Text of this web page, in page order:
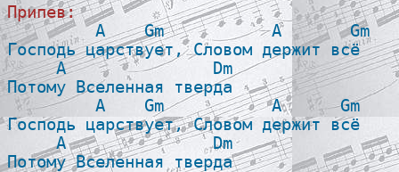
Припев:
A    Gm           A       Gm
Господь царствует, Словом держит всё
     A               Dm
Потому Вселенная тверда
         A    Gm           A      Gm
Господь царствует, Словом держит всё
     A               Dm
Потому Вселенная тверда